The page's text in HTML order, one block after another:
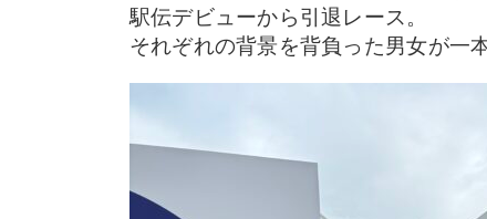
駅伝デビューから引退レース。
それぞれの背景を背負った男女が一